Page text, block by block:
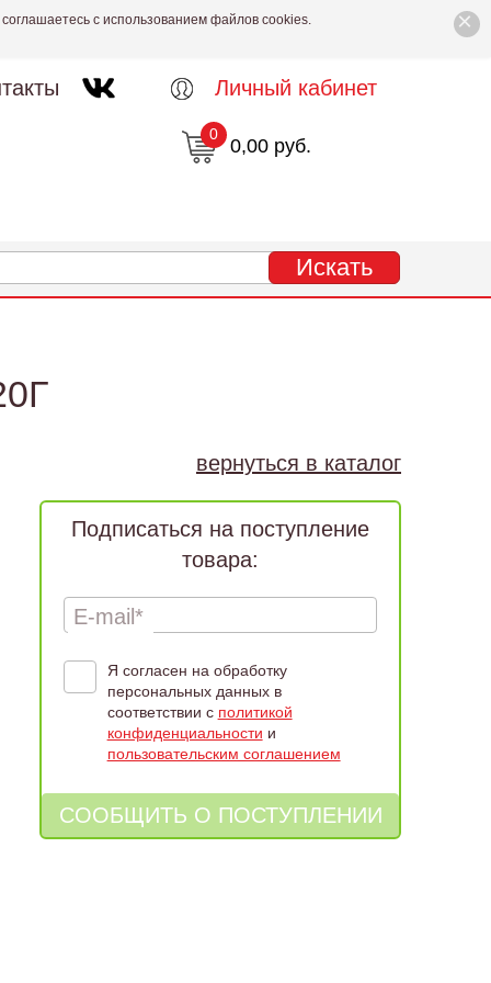
×
с использованием файлов cookies.
Личный кабинет
0,00 руб.
0
вернуться в каталог
Подписаться на поступление
товара:
E-mail*
Я согласен на обработку
персональных данных в
соответствии с политикой
конфиденциальности и
пользовательским соглашением